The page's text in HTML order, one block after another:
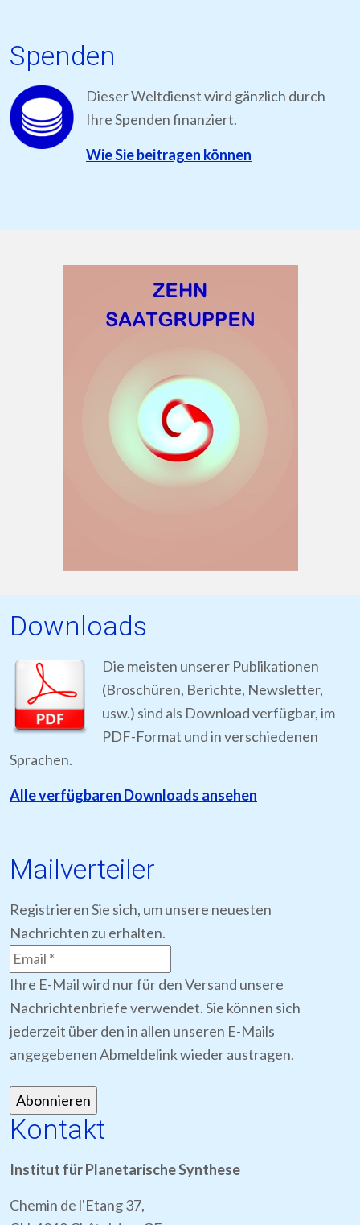
Spenden
Dieser Weltdienst wird gänzlich durch
Ihre Spenden finanziert.
Wie Sie beitragen können
Downloads
Die meisten unserer Publikationen
(Broschüren, Berichte, Newsletter,
usw.) sind als Download verfügbar, im
PDF-Format und in verschiedenen
Sprachen.
Alle verfügbaren Downloads ansehen
Mailverteiler
Registrieren Sie sich, um unsere neuesten
Nachrichten zu erhalten.
Ihre E-Mail wird nur für den Versand unsere
Nachrichtenbriefe verwendet. Sie können sich
jederzeit über den in allen unseren E-Mails
angegebenen Abmeldelink wieder austragen.
Kontakt
Institut für Planetarische Synthese
Chemin de l'Etang 37,